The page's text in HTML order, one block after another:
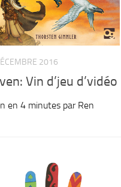
2016
Vin d’jeu d’vidéo
en 4 minutes par Ren